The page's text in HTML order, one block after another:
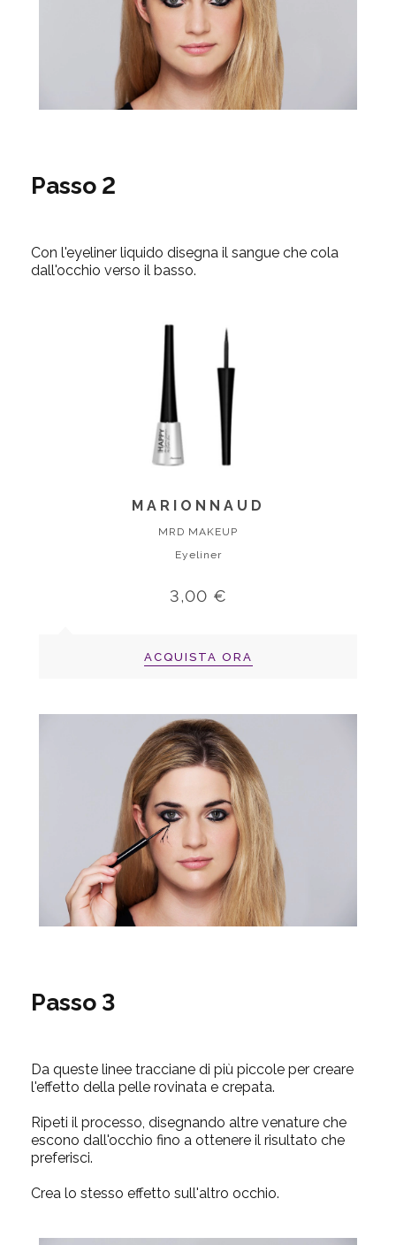
Passo 2
Con l'eyeliner liquido disegna il sangue che cola
dall'occhio verso il basso.
MARIONNAUD
MRD MAKEUP
Eyeliner
3,00 €
ACQUISTA ORA
Passo 3
Da queste linee tracciane di più piccole per creare
l'effetto della pelle rovinata e crepata.
Ripeti il processo, disegnando altre venature che
escono dall'occhio fino a ottenere il risultato che
preferisci.
Crea lo stesso effetto sull'altro occhio.